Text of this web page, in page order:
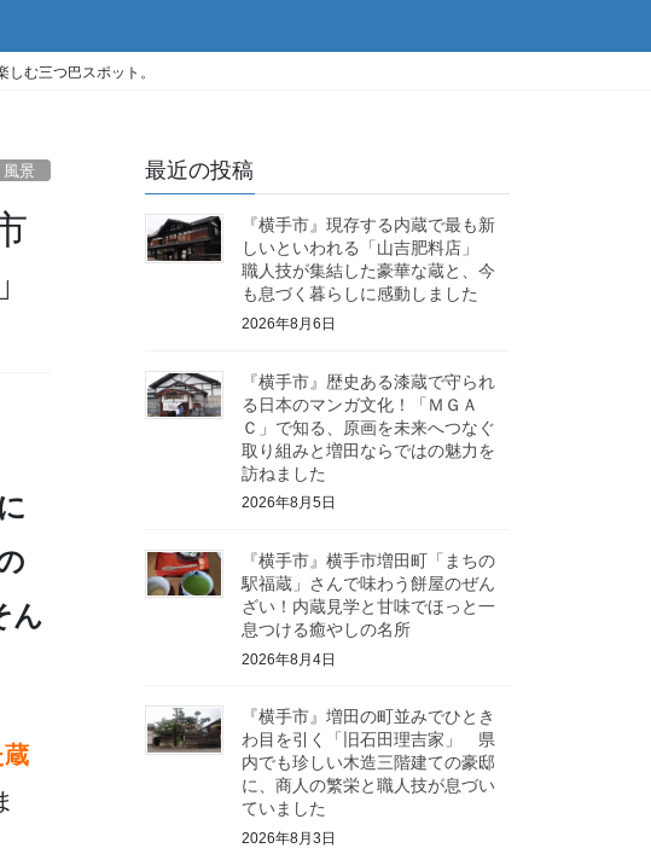
む三つ巴スポット。
風景
ん
蔵
最近の投稿
『横手市』現存する内蔵で最も新
しいといわれる「山吉肥料店」
職人技が集結した豪華な蔵と、今
も息づく暮らしに感動しました
2026年8月6日
『横手市』歴史ある漆蔵で守られ
る日本のマンガ文化！「ＭＧＡ
Ｃ」で知る、原画を未来へつなぐ
取り組みと増田ならではの魅力を
訪ねました
2026年8月5日
『横手市』横手市増田町「まちの
駅福蔵」さんで味わう餅屋のぜん
ざい！内蔵見学と甘味でほっと一
息つける癒やしの名所
2026年8月4日
『横手市』増田の町並みでひとき
わ目を引く「旧石田理吉家」 県
内でも珍しい木造三階建ての豪邸
に、商人の繁栄と職人技が息づい
ていました
2026年8月3日